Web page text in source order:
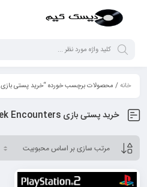
خانه/ محصولات برچسب خورده “خرید پستی بازی Star Trek Encounters”
خرید پستی بازی Star Trek Encounters